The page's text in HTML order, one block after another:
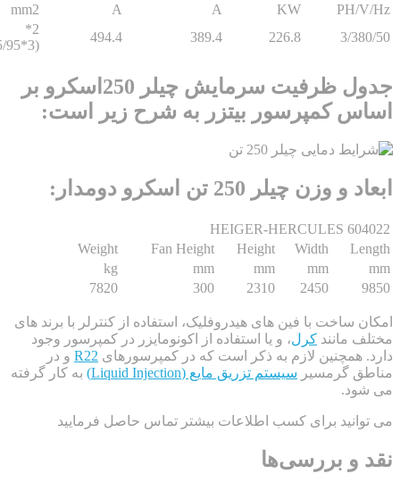
KW
3/
جدول ظرفیت سرمایش چیلر 250اسکرو بر
کمپرسور بیتزر به شرح زیر است:
چیلر 250 تن اسکرو دومدار:
HEIGER-HERCULES
Width
Height
Fan Height
Weight
mm
2450
2310
300
ساخت با فین های هیدروفلیک، استفاده از کنترلر با برند های
مانند کرل، و یا استفاده از اکونومایزر در کمپرسور وجود
همچنین لازم به ذکر است که در کمپرسورهایR22و در
گرمسیر سیستم تزریق مایع (Liquid Injection)
به کار گرفته
برای کسب اطلاعات بیشتر تماس حاصل فرمایید
و بررسی‌ها